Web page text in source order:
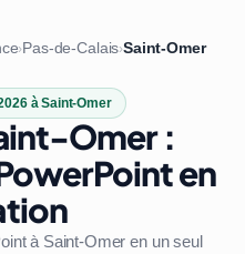
›Pas-de-Calais›Saint-Omer
à Saint-Omer
Omer :
en
à Saint-Omer en un seul